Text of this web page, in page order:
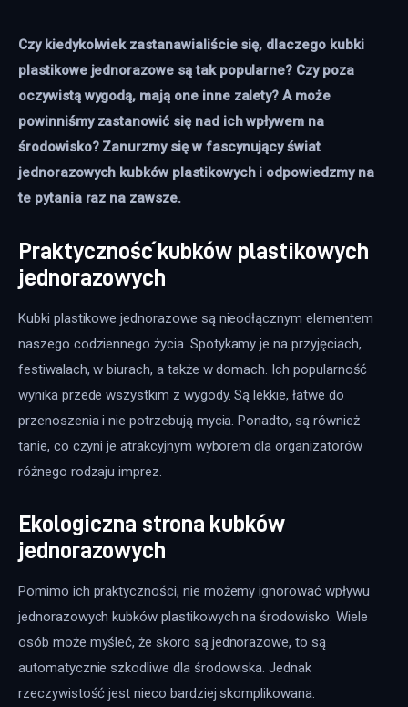
Czy kiedykolwiek zastanawialiście się, dlaczego kubki
plastikowe jednorazowe są tak popularne? Czy poza
oczywistą wygodą, mają one inne zalety? A może
powinniśmy zastanowić się nad ich wpływem na
środowisko? Zanurzmy się w fascynujący świat
jednorazowych kubków plastikowych i odpowiedzmy na
te pytania raz na zawsze.
Praktyczność kubków plastikowych
jednorazowych
Kubki plastikowe jednorazowe są nieodłącznym elementem
naszego codziennego życia. Spotykamy je na przyjęciach,
festiwalach, w biurach, a także w domach. Ich popularność
wynika przede wszystkim z wygody. Są lekkie, łatwe do
przenoszenia i nie potrzebują mycia. Ponadto, są również
tanie, co czyni je atrakcyjnym wyborem dla organizatorów
różnego rodzaju imprez.
Ekologiczna strona kubków
jednorazowych
Pomimo ich praktyczności, nie możemy ignorować wpływu
jednorazowych kubków plastikowych na środowisko. Wiele
osób może myśleć, że skoro są jednorazowe, to są
automatycznie szkodliwe dla środowiska. Jednak
rzeczywistość jest nieco bardziej skomplikowana.